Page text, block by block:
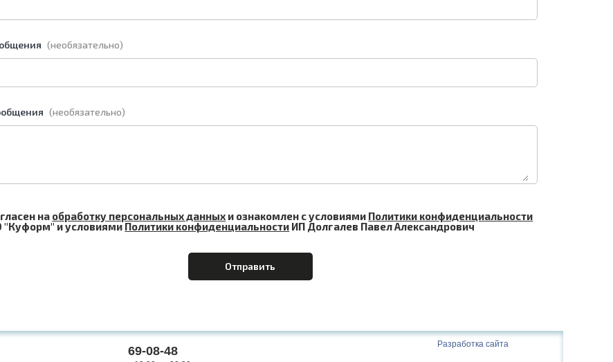
(необязательно)
(необязательно)
на обработку персональных данных и ознакомлен с условиями Политики конфиденциальности
"Куформ" и условиямиПолитики конфиденциальности ИП Долгалев Павел Александрович
69-08-48 Разработка сайта